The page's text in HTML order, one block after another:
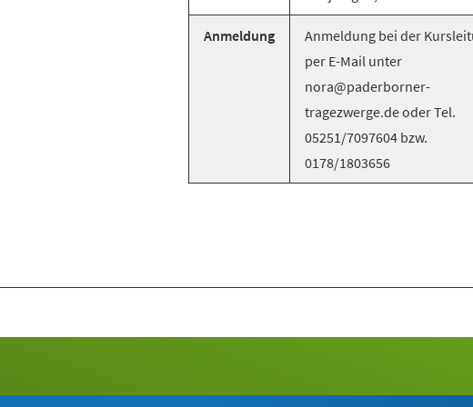
Anmeldung
Anmeldung bei der
per E-Mail unter
nora@paderborner-
tragezwerge.de oder Tel.
05251/7097604 bzw.
0178/1803656